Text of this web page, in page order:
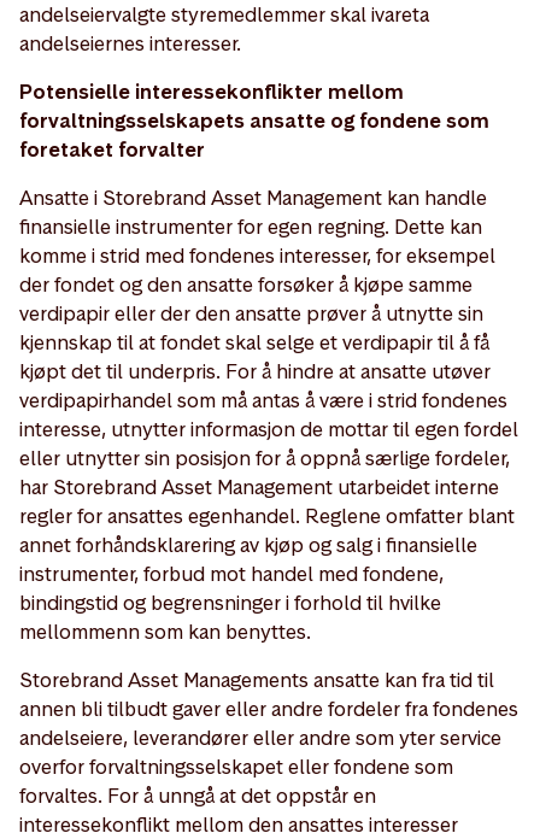
andelseiervalgte styremedlemmer skal ivareta
andelseiernes interesser.
Potensielle interessekonflikter mellom
forvaltningsselskapets ansatte og fondene som
foretaket forvalter
Ansatte i Storebrand Asset Management kan handle
finansielle instrumenter for egen regning. Dette kan
komme i strid med fondenes interesser, for eksempel
der fondet og den ansatte forsøker å kjøpe samme
verdipapir eller der den ansatte prøver å utnytte sin
kjennskap til at fondet skal selge et verdipapir til å få
kjøpt det til underpris. For å hindre at ansatte utøver
verdipapirhandel som må antas å være i strid fondenes
interesse, utnytter informasjon de mottar til egen fordel
eller utnytter sin posisjon for å oppnå særlige fordeler,
har Storebrand Asset Management utarbeidet interne
regler for ansattes egenhandel. Reglene omfatter blant
annet forhåndsklarering av kjøp og salg i finansielle
instrumenter, forbud mot handel med fondene,
bindingstid og begrensninger i forhold til hvilke
mellommenn som kan benyttes.
Storebrand Asset Managements ansatte kan fra tid til
annen bli tilbudt gaver eller andre fordeler fra fondenes
andelseiere, leverandører eller andre som yter service
overfor forvaltningsselskapet eller fondene som
forvaltes. For å unngå at det oppstår en
interessekonflikt mellom den ansattes interesser